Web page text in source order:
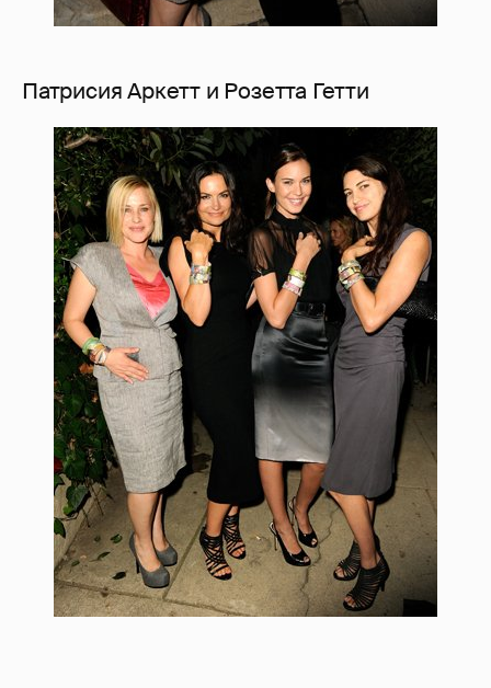
Патрисия Аркетт и Розетта Гетти